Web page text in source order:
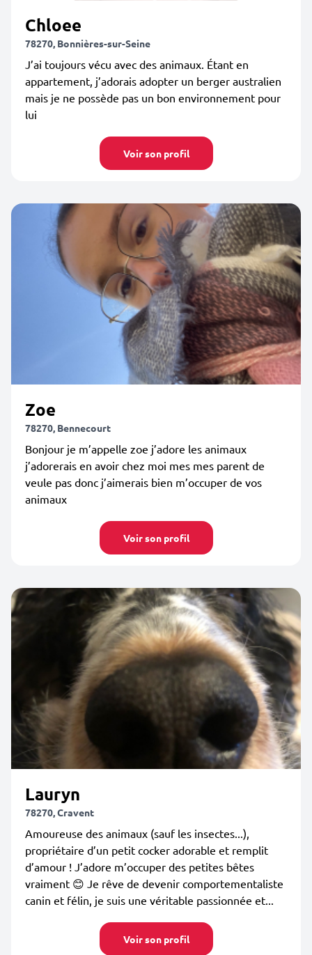
Chloee
78270, Bonnières-sur-Seine
J’ai toujours vécu avec des animaux. Étant en
appartement, j’adorais adopter un berger australien
mais je ne possède pas un bon environnement pour
lui
Voir son profil
Zoe
78270, Bennecourt
Bonjour je m’appelle zoe j’adore les animaux
j’adorerais en avoir chez moi mes mes parent de
veule pas donc j’aimerais bien m’occuper de vos
animaux
Voir son profil
Lauryn
78270, Cravent
Amoureuse des animaux (sauf les insectes...),
propriétaire d’un petit cocker adorable et remplit
d’amour ! J’adore m’occuper des petites bêtes
vraiment 😊 Je rêve de devenir comportementaliste
canin et félin, je suis une véritable passionnée et...
Voir son profil